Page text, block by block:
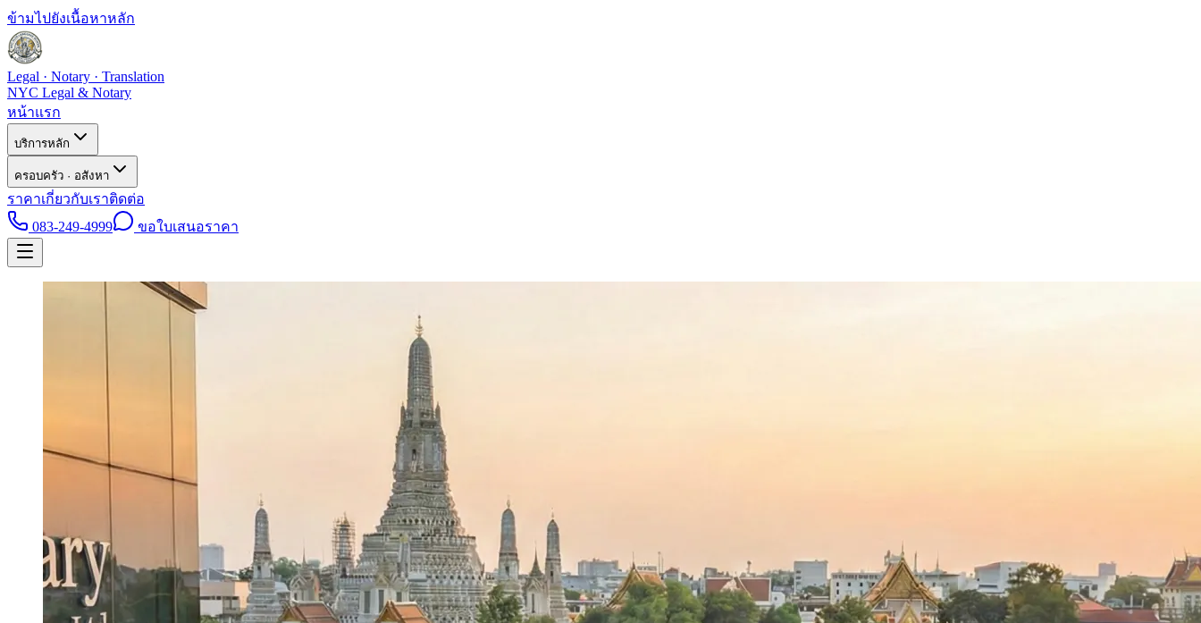
ข้ามไปยังเนื้อหาหลัก
Legal · Notary · Translation
NYC Legal & Notary
หน้าแรก
บริการหลัก
ครอบครัว · อสังหา
ราคาเกี่ยวกับเราติดต่อ
083-249-4999
ขอใบเสนอราคา